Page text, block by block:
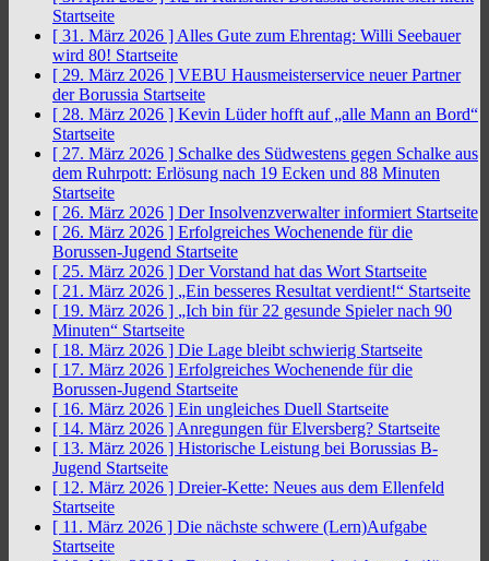
Startseite
[ 31. März 2026 ] Alles Gute zum Ehrentag: Willi Seebauer
wird 80! Startseite
[ 29. März 2026 ] VEBU Hausmeisterservice neuer Partner
der Borussia Startseite
[ 28. März 2026 ] Kevin Lüder hofft auf „alle Mann an Bord“
Startseite
[ 27. März 2026 ] Schalke des Südwestens gegen Schalke aus
dem Ruhrpott: Erlösung nach 19 Ecken und 88 Minuten
Startseite
[ 26. März 2026 ] Der Insolvenzverwalter informiert Startseite
[ 26. März 2026 ] Erfolgreiches Wochenende für die
Borussen-Jugend Startseite
[ 25. März 2026 ] Der Vorstand hat das Wort Startseite
[ 21. März 2026 ] „Ein besseres Resultat verdient!“ Startseite
[ 19. März 2026 ] „Ich bin für 22 gesunde Spieler nach 90
Minuten“ Startseite
[ 18. März 2026 ] Die Lage bleibt schwierig Startseite
[ 17. März 2026 ] Erfolgreiches Wochenende für die
Borussen-Jugend Startseite
[ 16. März 2026 ] Ein ungleiches Duell Startseite
[ 14. März 2026 ] Anregungen für Elversberg? Startseite
[ 13. März 2026 ] Historische Leistung bei Borussias B-
Jugend Startseite
[ 12. März 2026 ] Dreier-Kette: Neues aus dem Ellenfeld
Startseite
[ 11. März 2026 ] Die nächste schwere (Lern)Aufgabe
Startseite